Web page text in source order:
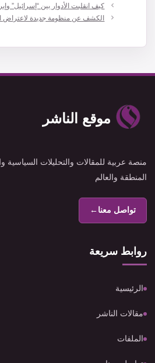
كيف انقلبت الأدوار بين “إسرائيل”
الكشف عن منظومة جديدة لاعتراض
موقع الناشر
منصة عربية للمقالات والتحليلات السياسية
المنطقة والعالم
تواصل معنا←
روابط سريعة
الرئيسية
مقالات الناشر
الملفات